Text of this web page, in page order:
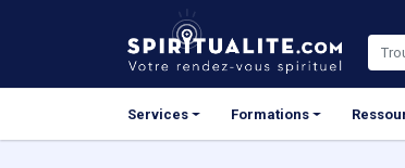
Services Formations
Panneau de gestion des cookies